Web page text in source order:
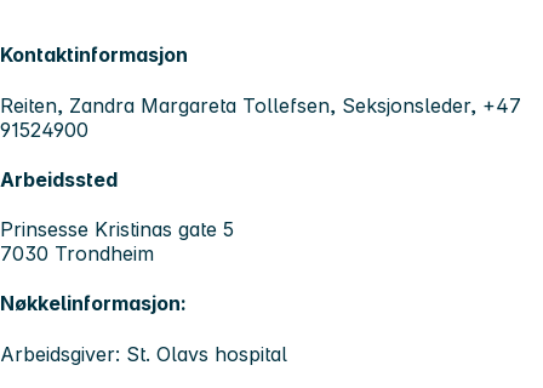
Kontaktinformasjon
Reiten, Zandra Margareta Tollefsen, Seksjonsleder, +47
91524900
Arbeidssted
Prinsesse Kristinas gate 5
7030 Trondheim
Nøkkelinformasjon:
Arbeidsgiver: St. Olavs hospital